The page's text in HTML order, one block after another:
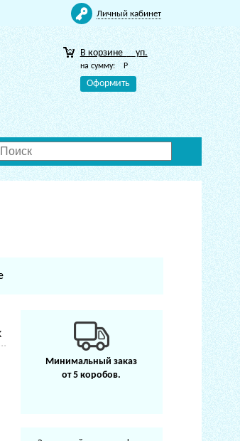
Личный кабинет
В корзине уп.
на сумму: Р
Оформить
Минимальный заказ
от 5 коробов.